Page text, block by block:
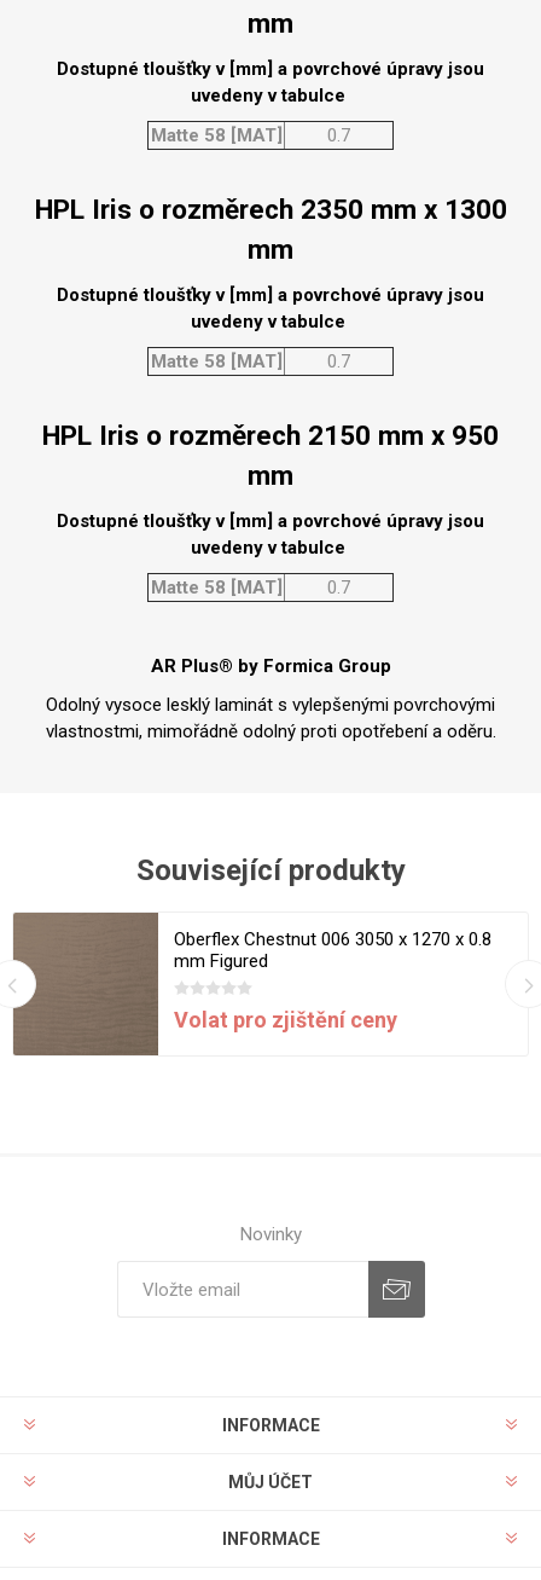
mm
Dostupné tloušťky v [mm] a povrchové úpravy jsou
uvedeny v tabulce
Matte 58 [MAT]
0.7
HPL Iris o rozměrech 2350 mm x 1300
mm
Dostupné tloušťky v [mm] a povrchové úpravy jsou
uvedeny v tabulce
Matte 58 [MAT]
0.7
HPL Iris o rozměrech 2150 mm x 950
mm
Dostupné tloušťky v [mm] a povrchové úpravy jsou
uvedeny v tabulce
Matte 58 [MAT]
0.7
AR Plus® by Formica Group
Odolný vysoce lesklý laminát s vylepšenými povrchovými
vlastnostmi, mimořádně odolný proti opotřebení a oděru.
Související produkty
Oberflex Chestnut 006 3050 x 1270 x 0.8
mm Figured
Volat pro zjištění ceny
Novinky
INFORMACE
MŮJ ÚČET
INFORMACE